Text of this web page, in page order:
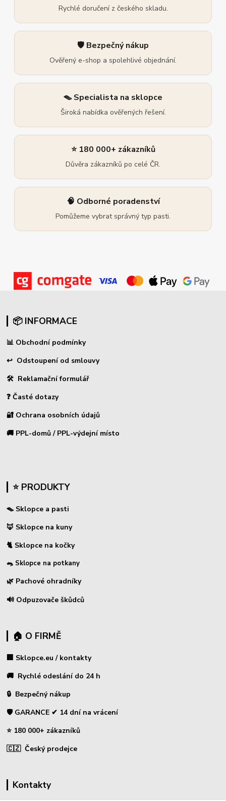
Rychlé doručení z českého skladu.
🛡️ Bezpečný nákup
Ověřený e-shop a spolehlivé objednání.
🪤 Specialista na sklopce
Široká nabídka ověřených řešení.
⭐ 180 000+ zákazníků
Důvěra zákazníků po celé ČR.
🧠 Odborné poradenství
Pomůžeme vybrat správný typ pasti.
📦 INFORMACE
📊 Obchodní podmínky
↩ Odstoupení od smlouvy
🛠 Reklamační formulář
❓ Časté dotazy
🔐 Ochrana osobních údajů
🚚 PPL-domů / PPL-výdejní místo
⭐ PRODUKTY
🪤 Sklopce a pasti
🦊 Sklopce na kuny
🐈 Sklopce na kočky
🐀 Sklopce na potkany
🌿 Pachové ohradníky
🔊 Odpuzovače škůdců
🏠 O FIRMĚ
🏢 Sklopce.eu / kontakty
🚚 Rychlé odeslání do 24 h
🔒 Bezpečný nákup
🛡️ GARANCE ✔ 14 dní na vrácení
⭐ 180 000+ zákazníků
🇨🇿 Český prodejce
Kontakty